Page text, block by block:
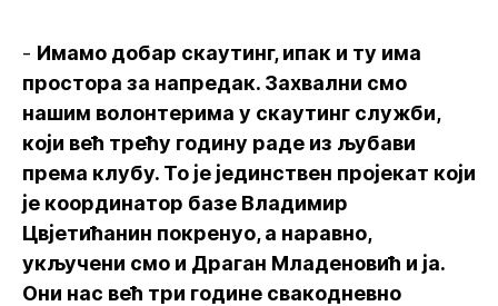
- Имамо добар скаутинг, ипак и ту има
простора за напредак. Захвални смо
нашим волонтерима у скаутинг служби,
који већ трећу годину раде из љубави
према клубу. То је јединствен пројекат који
је координатор базе Владимир
Цвјетићанин покренуо, а наравно,
укључени смо и Драган Младеновић и ја.
Они нас већ три године свакодневно